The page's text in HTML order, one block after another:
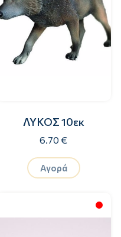
ΛΥΚΟΣ 10εκ
6.70 €
Αγορά